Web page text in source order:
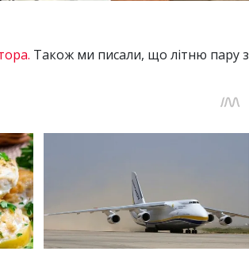
Також ми писали, що літню пару з